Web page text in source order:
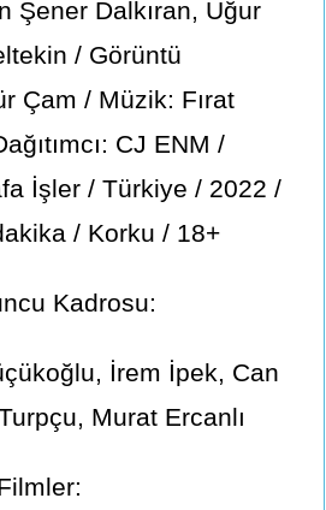
Şener Dalkıran, Uğur
/ Görüntü
Çam / Müzik: Fırat
CJ ENM /
İşler / Türkiye / 2022 /
/ Korku / 18+
Kadrosu:
İrem İpek, Can
Murat Ercanlı